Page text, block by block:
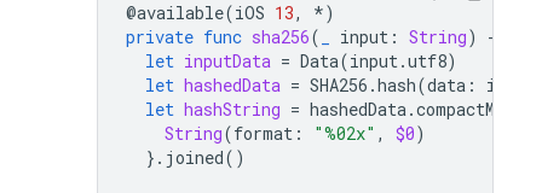
@available(iOS 13, *)
private func sha256( input : String) -
let inputData = Data(input.utf8)
let hashedData = SHA256 .hash(data :
let hashString = hashedData.compactMap
String(format : "%02x" , $0)
}. joined()